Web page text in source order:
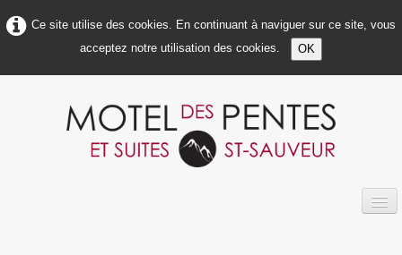
Ce site utilise des cookies. En continuant à naviguer sur ce site, vous
acceptez notre utilisation des cookies.
OK